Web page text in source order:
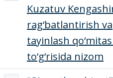
Kuzatuv
rag‘batlantirish va
tayinlash
to‘g‘risida nizom